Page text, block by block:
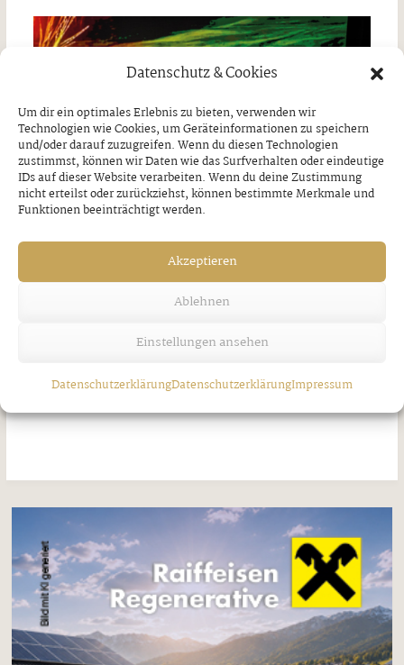
Datenschutz & Cookies
Um dir ein optimales Erlebnis zu bieten, verwenden wir
Technologien wie Cookies, um Geräteinformationen zu speichern
und/oder darauf zuzugreifen. Wenn du diesen Technologien
zustimmst, können wir Daten wie das Surfverhalten oder eindeutige
IDs auf dieser Website verarbeiten. Wenn du deine Zustimmung
nicht erteilst oder zurückziehst, können bestimmte Merkmale und
Funktionen beeinträchtigt werden.
Akzeptieren
Ablehnen
Einstellungen ansehen
DatenschutzerklärungDatenschutzerklärungImpressum